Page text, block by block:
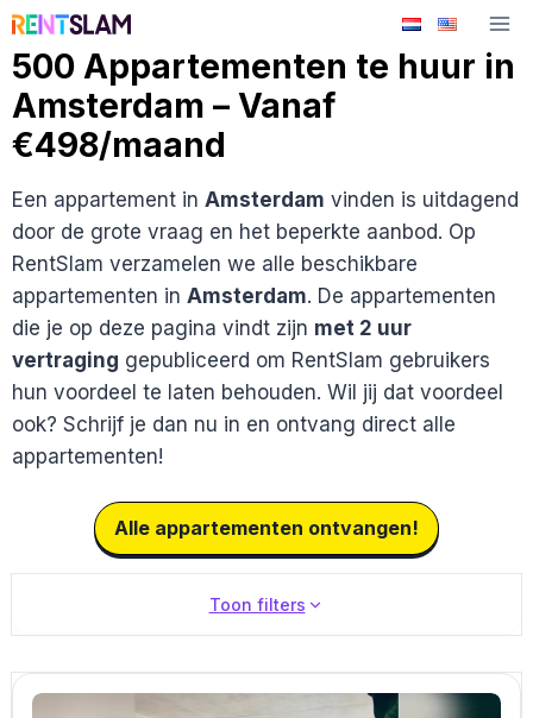
Ga
de
inhoud
500 Appartementen te huur in
Amsterdam – Vanaf
€498/maand
Een appartement in Amsterdam vinden is uitdagend
door de grote vraag en het beperkte aanbod. Op
RentSlam verzamelen we alle beschikbare
appartementen in Amsterdam. De appartementen
die je op deze pagina vindt zijn met 2 uur
vertraging gepubliceerd om RentSlam gebruikers
hun voordeel te laten behouden. Wil jij dat voordeel
ook? Schrijf je dan nu in en ontvang direct alle
appartementen!
Alle appartementen ontvangen!
Toon filters